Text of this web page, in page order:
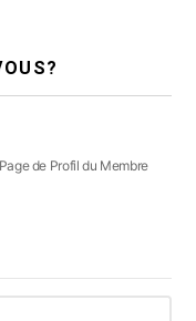
de Profil du Membre